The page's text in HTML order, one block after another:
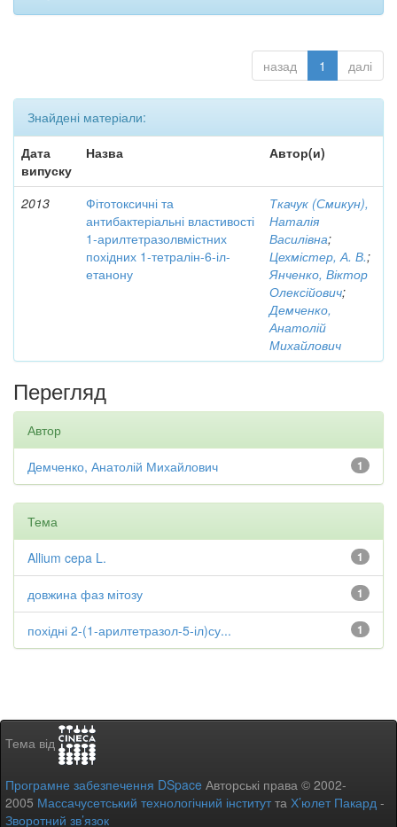
назад 1 далі
Знайдені матеріали:
Дата
випуску
Назва Автор(и)
2013
Фітотоксичні та
антибактеріальні властивості
1-арилтетразолвмістних
похідних 1-тетралін-6-іл-
етанону
Ткачук (Смикун),
Наталія
Василівна;
Цехмістер, А. В.;
Янченко, Віктор
Олексійович;
Демченко,
Анатолій
Михайлович
Перегляд
Автор
1
Демченко, Анатолій Михайлович
Тема
1
Allium cepa L.
1
довжина фаз мітозу
1
похідні 2-(1-арилтетразол-5-іл)су...
Тема від
Програмне забезпечення DSpace Авторські права © 2002-
2005 Массачусетський технологічний інститутта Х’юлет Пакард -
Зворотний зв’язок